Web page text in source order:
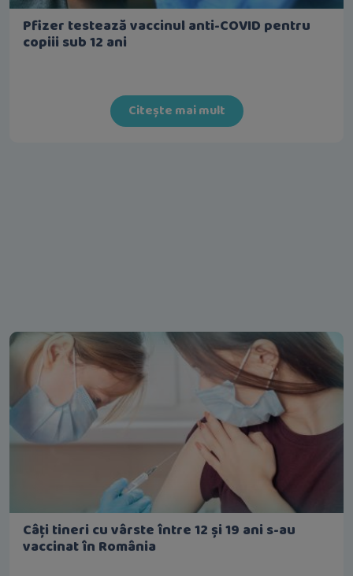
Pfizer testează vaccinul anti-COVID pentru
copiii sub 12 ani
Citește mai mult
Câți tineri cu vârste între 12 și 19 ani s-au
vaccinat în România